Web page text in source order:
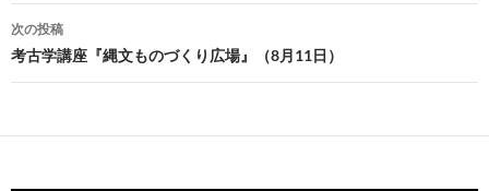
ナ
ビ
ゲ
ー
次の投稿
考古学講座『縄文ものづくり広場』（8月11日）